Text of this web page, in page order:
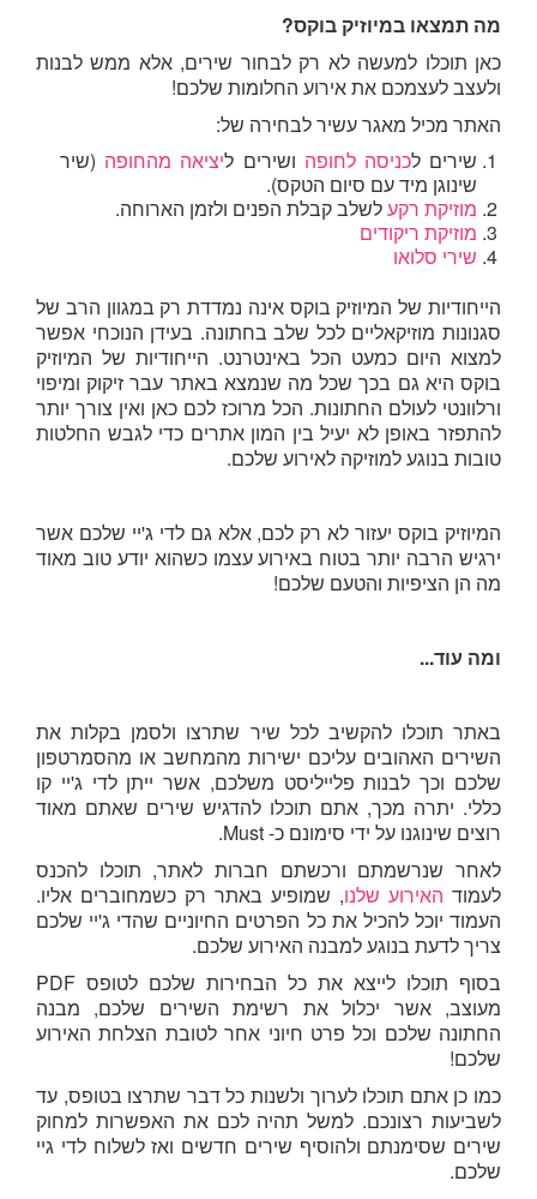
מה תמצאו במיוזיק בוקס?
כאן תוכלו למעשה לא רק לבחור שירים, אלא ממש לבנות
ולעצב לעצמכם את אירוע החלומות שלכם!
האתר מכיל מאגר עשיר לבחירה של:
שירים ל כניסה לחופהושירים ל יציאה מהחופה(שיר
שינוגן מיד עם סיום הטקס).
מוזיקת רקעלשלב קבלת הפנים ולזמן הארוחה.
מוזיקת ריקודים
שירי סלואו
הייחודיות של המיוזיק בוקס אינה נמדדת רק במגוון הרב של
סגנונות מוזיקאליים לכל שלב בחתונה. בעידן הנוכחי אפשר
למצוא היום כמעט הכל באינטרנט. הייחודיות של המיוזיק
בוקס היא גם בכך שכל מה שנמצא באתר עבר זיקוק ומיפוי
ורלוונטי לעולם החתונות. הכל מרוכז לכם כאן ואין צורך יותר
להתפזר באופן לא יעיל בין המון אתרים כדי לגבש החלטות
טובות בנוגע למוזיקה לאירוע שלכם.
המיוזיק בוקס יעזור לא רק לכם, אלא גם לדי ג'יי שלכם אשר
ירגיש הרבה יותר בטוח באירוע עצמו כשהוא יודע טוב מאוד
מה הן הציפיות והטעם שלכם!
ומה עוד...
באתר תוכלו להקשיב לכל שיר שתרצו ולסמן בקלות את
השירים האהובים עליכם ישירות מהמחשב או מהסמרטפון
שלכם וכך לבנות פלייליסט משלכם, אשר ייתן לדי ג'יי קו
כללי. יתרה מכך, אתם תוכלו להדגיש שירים שאתם מאוד
רוצים שינוגנו על ידי סימונם כ- Must.
לאחר שנרשמתם ורכשתם חברות לאתר, תוכלו להכנס
לעמודהאירוע שלנו, שמופיע באתר רק כשמחוברים אליו.
העמוד יוכל להכיל את כל הפרטים החיוניים שהדי ג'יי שלכם
צריך לדעת בנוגע למבנה האירוע שלכם.
בסוף תוכלו לייצא את כל הבחירות שלכם לטופס PDF
מעוצב, אשר יכלול את רשימת השירים שלכם, מבנה
החתונה שלכם וכל פרט חיוני אחר לטובת הצלחת האירוע
שלכם!
כמו כן אתם תוכלו לערוך ולשנות כל דבר שתרצו בטופס, עד
לשביעות רצונכם. למשל תהיה לכם את האפשרות למחוק
שירים שסימנתם ולהוסיף שירים חדשים ואז לשלוח לדי גיי
שלכם.